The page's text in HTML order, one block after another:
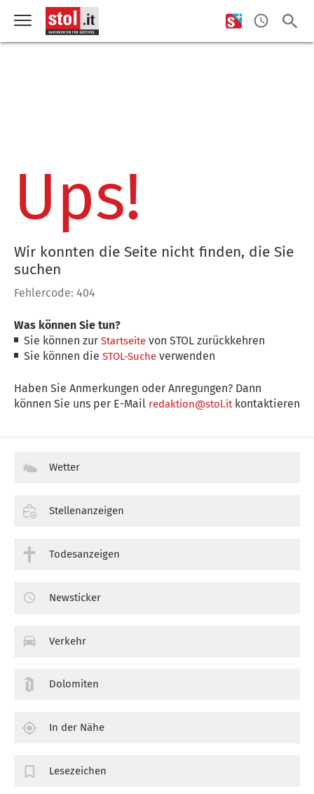
Ups!
Wir konnten die Seite nicht finden, die Sie
suchen
Fehlercode: 404
Was können Sie tun?
Sie können zurStartseite von STOL zurückkehren
Sie können dieSTOL-Suche verwenden
Haben Sie Anmerkungen oder Anregungen? Dann
können Sie uns per E-Mail redaktion@stol.itkontaktieren
Wetter
Stellenanzeigen
Todesanzeigen
Newsticker
Verkehr
Dolomiten
In der Nähe
Lesezeichen